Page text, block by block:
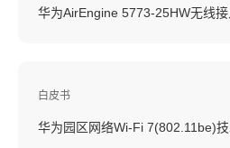
华为AirEngine 5773-25HW无线
白皮书
华为园区网络Wi-Fi 7(802.11be)